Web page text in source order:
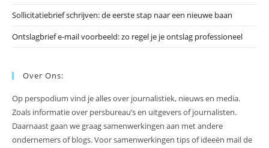
Sollicitatiebrief schrijven: de eerste stap naar een nieuwe baan
Ontslagbrief e-mail voorbeeld: zo regel je je ontslag professioneel
Over Ons:
Op perspodium vind je alles over journalistiek, nieuws en media.
Zoals informatie over persbureau’s en uitgevers of journalisten.
Daarnaast gaan we graag samenwerkingen aan met andere
ondernemers of blogs. Voor samenwerkingen tips of ideeën mail de